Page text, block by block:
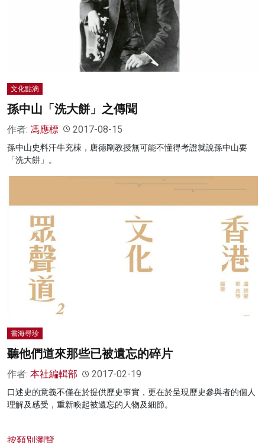
文化點滴
孫中山「洗大餅」之傳聞
作者: 馮應標 2017-08-15
孫中山史料汗牛充棟，唐德剛教授無可能不懂得考證就說孫中山要
「洗大餅」。
書海尋珍
聽他們道來那些已被遺忘的碎片
作者: 本社編輯部 2017-02-19
口述史的意義不僅在於提供歷史事實，更在於呈現歷史參與者的個人
理解及感受，重新喚起被遺忘的人物及細節。
按類別瀏覽